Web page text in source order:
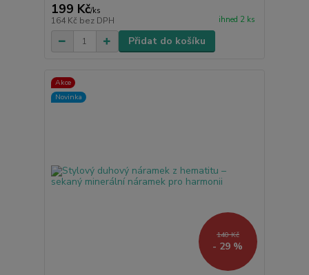
199 Kč/ks
164 Kč bez DPH ihned 2 ks
Přidat do košíku
Akce
Novinka
140 Kč
- 29 %